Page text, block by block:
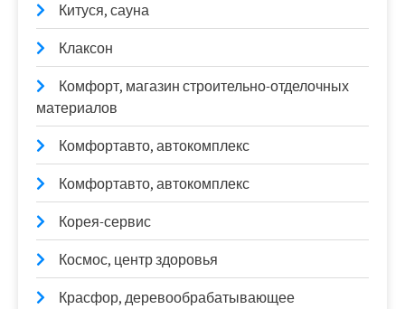
Китуся, сауна
Клаксон
Комфорт, магазин строительно-отделочных
материалов
Комфортавто, автокомплекс
Комфортавто, автокомплекс
Корея-сервис
Космос, центр здоровья
Красфор, деревообрабатывающее